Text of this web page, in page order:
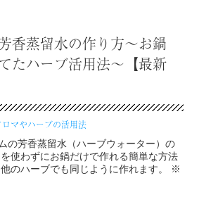
香蒸留水の作り方～お鍋
たハーブ活用法～【最新
ロマやハーブの活用法
の芳香蒸留水（ハーブウォーター）の
使わずにお鍋だけで作れる簡単な方法
のハーブでも同じように作れます。 ※